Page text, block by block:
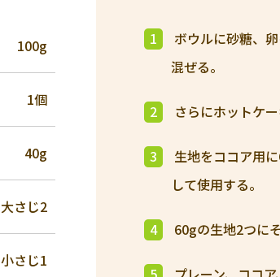
100g
1個
40g
大さじ2
小さじ1
1
ボウルに砂糖、
混ぜる。
2 さらにホットケ
3
生地をココア用
して使用する。
4 60gの生地2つに